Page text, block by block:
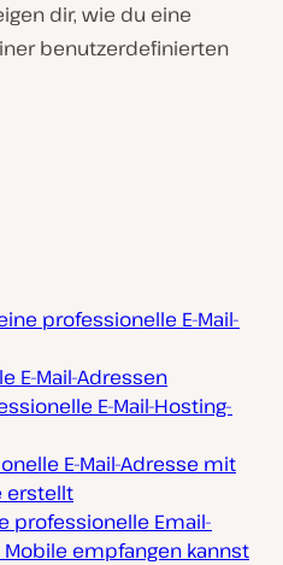
dir, wie du eine
benutzerdefinierten
professionelle E-Mail-
E-Mail-Adressen
E-Mail-Hosting-
E-Mail-Adresse mit
erstellt
professionelle Email-
empfangen kannst